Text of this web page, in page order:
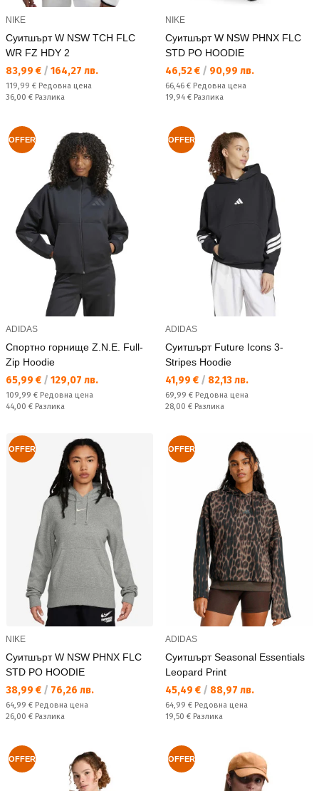
NIKE
Суитшърт W NSW TCH FLC
WR FZ HDY 2
Текуща цена:
83,99 € / 164,27 лв.
Редовна цена:
119,99 € Редовна цена
Спестявате:
36,00 € Разлика
NIKE
Суитшърт W NSW PHNX FLC
STD PO HOODIE
Текуща цена:
46,52 € / 90,99 лв.
Редовна цена:
66,46 € Редовна цена
Спестявате:
19,94 € Разлика
OFFER
ADIDAS
Спортно горнище Z.N.E. Full-
Zip Hoodie
Текуща цена:
65,99 € / 129,07 лв.
Редовна цена:
109,99 € Редовна цена
Спестявате:
44,00 € Разлика
OFFER
ADIDAS
Суитшърт Future Icons 3-
Stripes Hoodie
Текуща цена:
41,99 € / 82,13 лв.
Редовна цена:
69,99 € Редовна цена
Спестявате:
28,00 € Разлика
OFFER
NIKE
Суитшърт W NSW PHNX FLC
STD PO HOODIE
Текуща цена:
38,99 € / 76,26 лв.
Редовна цена:
64,99 € Редовна цена
Спестявате:
26,00 € Разлика
OFFER
ADIDAS
Суитшърт Seasonal Essentials
Leopard Print
Текуща цена:
45,49 € / 88,97 лв.
Редовна цена:
64,99 € Редовна цена
Спестявате:
19,50 € Разлика
OFFER OFFER